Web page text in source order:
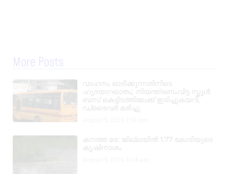
More Posts
വാഹനം ഓടിക്കുന്നതിനിടെ
ഹൃദയാഘാതം; നിയന്ത്രണംവിട്ട സ്കൂൾ
ബസ് കെട്ടിടത്തിലേക്ക് ഇടിച്ചുകയറി,
ഡ്രൈവർ മരിച്ചു
കനത്ത മഴ: ജില്ലയിൽ 1.77 കോടിയുടെ
കൃഷിനാശം